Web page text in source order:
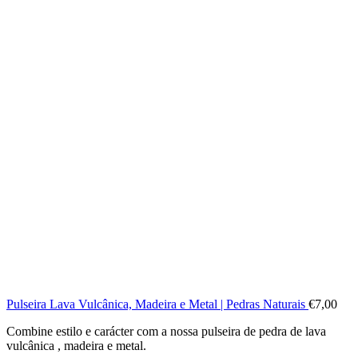
Pulseira Lava Vulcânica, Madeira e Metal | Pedras Naturais €7,00
Combine estilo e carácter com a nossa pulseira de pedra de lava
vulcânica , madeira e metal.